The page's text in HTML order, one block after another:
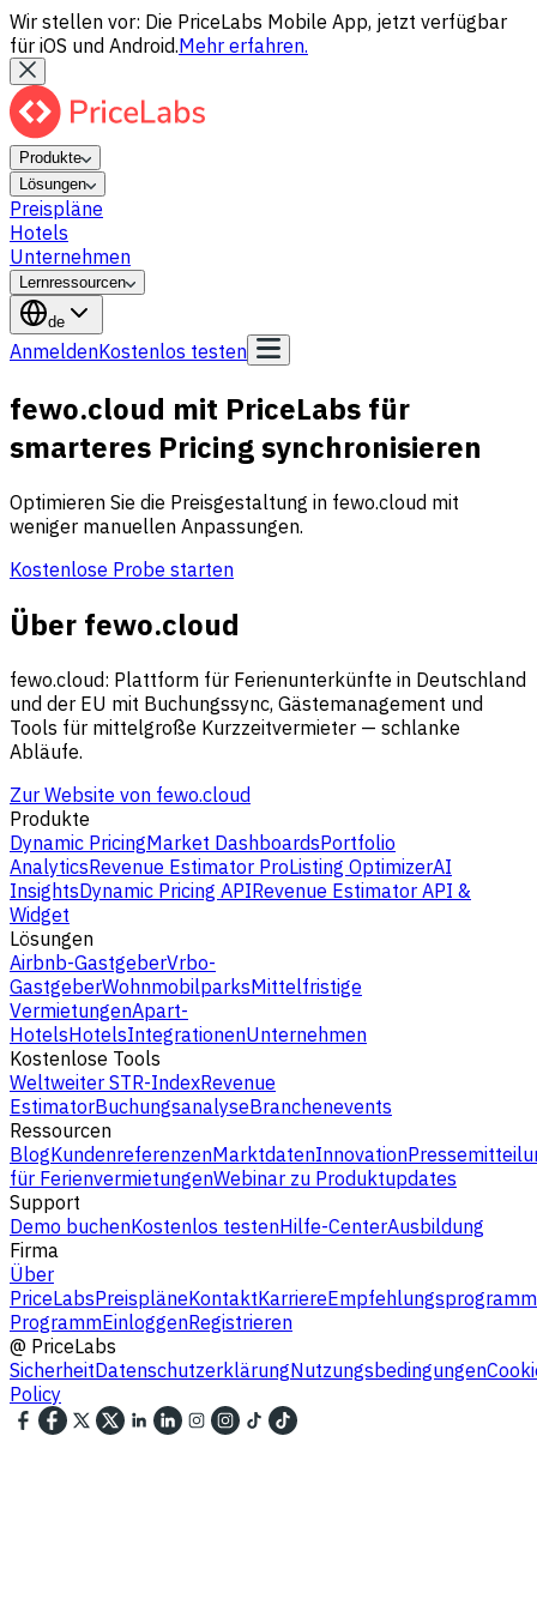
Wir stellen vor: Die PriceLabs Mobile App, jetzt verfügbar
für iOS und Android.Mehr erfahren.
Produkte
Lösungen
Preispläne
Hotels
Unternehmen
Lernressourcen
de
AnmeldenKostenlos testen
fewo.cloud mit PriceLabs für
smarteres Pricing synchronisieren
Optimieren Sie die Preisgestaltung in fewo.cloud mit
weniger manuellen Anpassungen.
Kostenlose Probe starten
Über fewo.cloud
fewo.cloud: Plattform für Ferienunterkünfte in Deutschland
und der EU mit Buchungssync, Gästemanagement und
Tools für mittelgroße Kurzzeitvermieter — schlanke
Abläufe.
Zur Website von fewo.cloud
Produkte
Dynamic PricingMarket DashboardsPortfolio
AnalyticsRevenue Estimator ProListing OptimizerAI
InsightsDynamic Pricing APIRevenue Estimator API &
Widget
Lösungen
Airbnb-GastgeberVrbo-
GastgeberWohnmobilparksMittelfristige
VermietungenApart-
HotelsHotelsIntegrationenUnternehmen
Kostenlose Tools
Weltweiter STR-IndexRevenue
EstimatorBuchungsanalyseBranchenevents
Ressourcen
BlogKundenreferenzenMarktdatenInnovation
für FerienvermietungenWebinar zu Produktupdates
Support
Demo buchenKostenlos testenHilfe-CenterAusbildung
Firma
Über
PriceLabsPreispläneKontaktKarriereEmpfehlungsprogramm
ProgrammEinloggenRegistrieren
@ PriceLabs
SicherheitDatenschutzerklärungNutzungsbedingungen
Policy